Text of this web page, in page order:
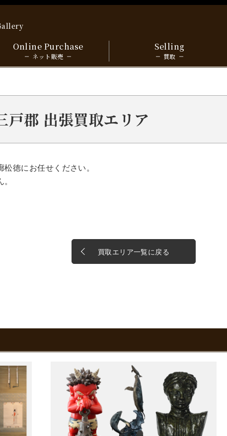
Online Purchase
ネット販売
Selling
買取
郡 出張買取エリア
徳にお任せください。
買取エリア一覧に戻る